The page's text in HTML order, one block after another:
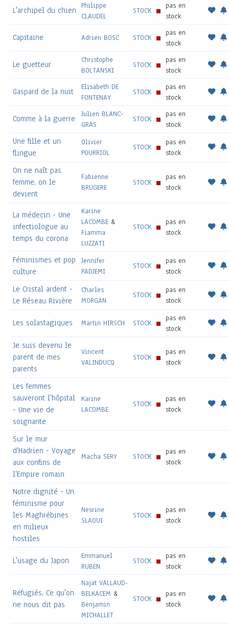
L'archipel du chien
Philippe
CLAUDEL
STOCK
pas en
stock
Capitaine Adrien BOSC STOCK
pas en
stock
Le guetteur
Christophe
BOLTANSKI
STOCK
pas en
stock
Gaspard de la nuit
Elisabeth DE
FONTENAY
STOCK
pas en
stock
Comme à la guerre
Julien BLANC-
GRAS
STOCK
pas en
stock
Une fille et un
flingue
Olivier
POURRIOL
STOCK
pas en
stock
On ne naît pas
femme, on le
devient
Fabienne
BRUGERE
STOCK
pas en
stock
La médecin - Une
infectiologue au
temps du corona
Karine
LACOMBE &
Fiamma
LUZZATI
STOCK
pas en
stock
Féminismes et pop
culture
Jennifer
PADJEMI
STOCK
pas en
stock
Le Cristal ardent -
Le Réseau Rivière
Charles
MORGAN
STOCK
pas en
stock
Les solastagiques Martin HIRSCH STOCK
pas en
stock
Je suis devenu le
parent de mes
parents
Vincent
VALINDUCQ
STOCK
pas en
stock
Les femmes
sauveront l'hôpital
- Une vie de
soignante
Karine
LACOMBE
STOCK
pas en
stock
Sur le mur
d'Hadrien - Voyage
aux confins de
l'Empire romain
Macha SERY STOCK
pas en
stock
Notre dignité - Un
féminisme pour
les Maghrébines
en milieux
hostiles
Nesrine
SLAOUI
STOCK
pas en
stock
L'usage du Japon
Emmanuel
RUBEN
STOCK
pas en
stock
Réfugiés. Ce qu'on
ne nous dit pas
Najat VALLAUD-
BELKACEM &
Benjamin
MICHALLET
STOCK
pas en
stock